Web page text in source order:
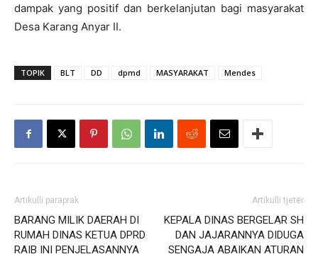
dampak yang positif dan berkelanjutan bagi masyarakat
Desa Karang Anyar II.
TOPIK BLT DD dpmd MASYARAKAT Mendes
Artikulli paraprak
BARANG MILIK DAERAH DI
RUMAH DINAS KETUA DPRD
RAIB INI PENJELASANNYA
Artikulli tjetër
KEPALA DINAS BERGELAR SH
DAN JAJARANNYA DIDUGA
SENGAJA ABAIKAN ATURAN